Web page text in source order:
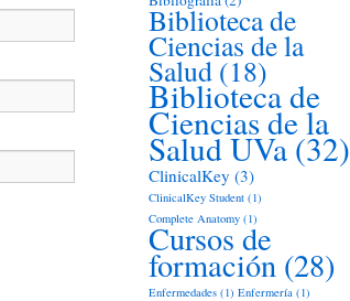
Biblioteca de
Ciencias de la
Salud (18)
Biblioteca de
Ciencias de la
Salud UVa(32)
ClinicalKey (3)
ClinicalKey Student (1)
Complete Anatomy (1)
Cursos de
formación (28)
Enfermedades (1) Enfermería (1)